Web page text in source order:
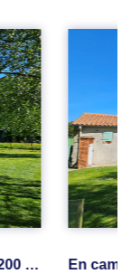
En campagne longère rénovée sur plus de 8 200 m2 de terrain